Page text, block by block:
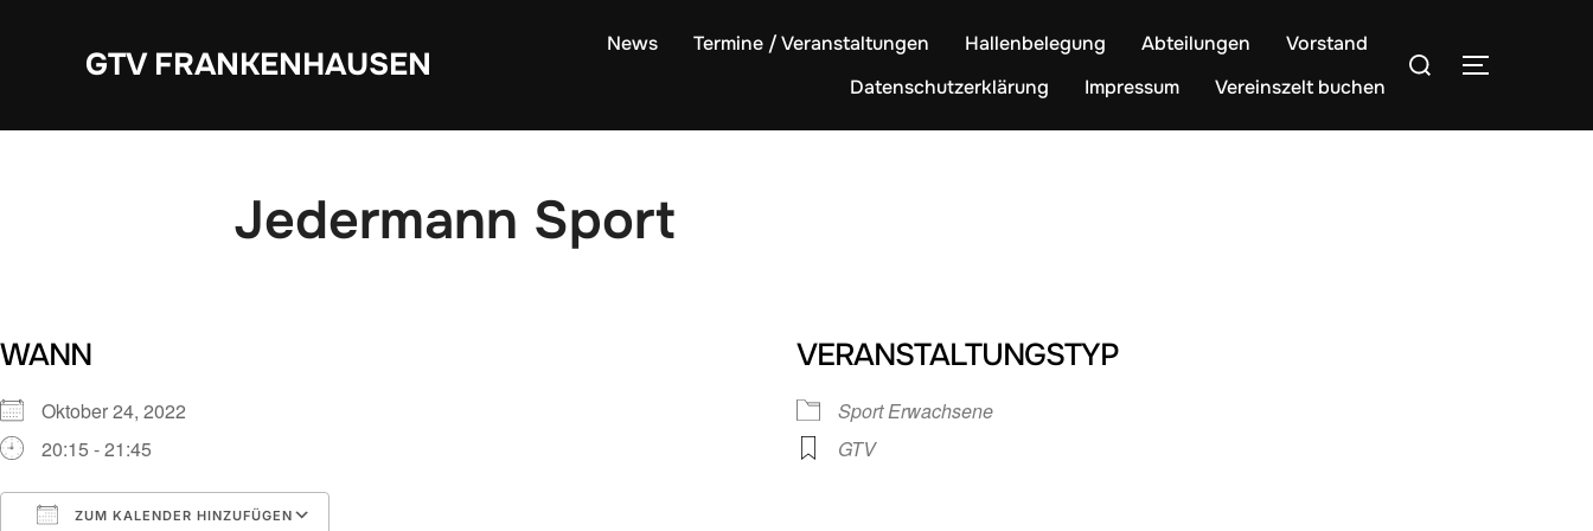
GTV FRANKENHAUSEN
News Termine / Veranstaltungen Hallenbelegung Abteilungen
Vorstand
Datenschutzerklärung
Impressum Vereinszelt buchen
Suchen
Jedermann Sport
WANN
Oktober 24, 2022
20:15 - 21:45
ZUM KALENDER HINZUFÜGEN
VERANSTALTUNGSTYP
Sport Erwachsene
GTV